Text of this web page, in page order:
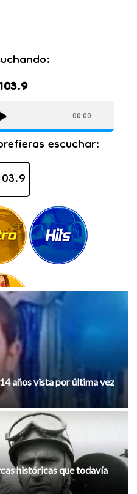
años vista por última vez
históricas que todavía